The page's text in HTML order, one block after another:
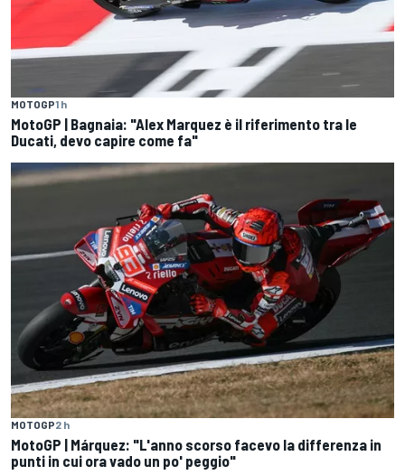
MOTOGP1 h
MotoGP | Bagnaia: "Alex Marquez è il riferimento tra le
Ducati, devo capire come fa"
MOTOGP2 h
MotoGP | Márquez: "L'anno scorso facevo la differenza in
punti in cui ora vado un po' peggio"